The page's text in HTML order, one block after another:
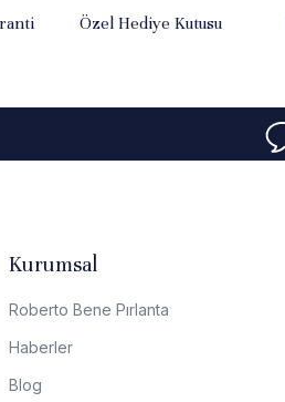
Özel Hediye Kutusu
Kurumsal
Roberto Bene Pırlanta
Haberler
Blog